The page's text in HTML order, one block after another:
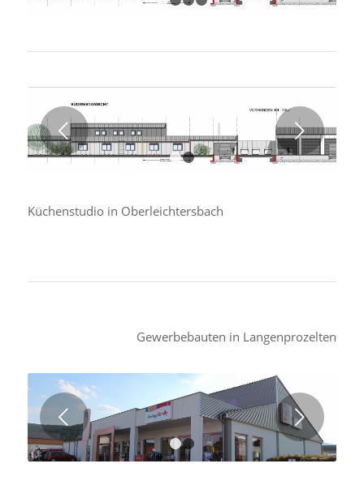
3 4
Weiter
2
Küchenstudio in Oberleichtersbach
Gewerbebauten in Langenprozelten
Weiter
1 2